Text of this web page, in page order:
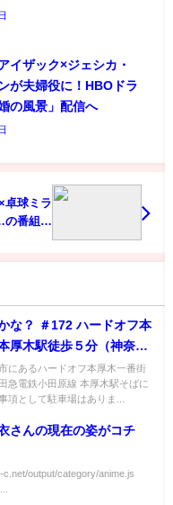
イザック×ジェシカ・
が夫婦役に！HBOドラ
の風景」配信へ
卓球ミラ
の番組内
な？ ＃172 ハードオフ本
厚木駅徒歩５分（神奈川
にあるハードオフ本厚木一番街
急電鉄小田原線 本厚木駅そばに
項として駐車場はありま...
さんの現在の姿がコチ
c.net/output/category/anime.js